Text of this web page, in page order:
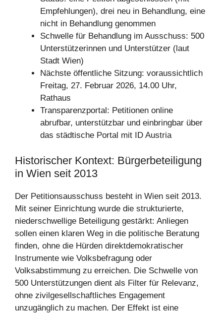
Empfehlungen), drei neu in Behandlung, eine
nicht in Behandlung genommen
Schwelle für Behandlung im Ausschuss: 500
Unterstützerinnen und Unterstützer (laut
Stadt Wien)
Nächste öffentliche Sitzung: voraussichtlich
Freitag, 27. Februar 2026, 14.00 Uhr,
Rathaus
Transparenzportal: Petitionen online
abrufbar, unterstützbar und einbringbar über
das städtische Portal mit ID Austria
Historischer Kontext: Bürgerbeteiligung
in Wien seit 2013
Der Petitionsausschuss besteht in Wien seit 2013.
Mit seiner Einrichtung wurde die strukturierte,
niederschwellige Beteiligung gestärkt: Anliegen
sollen einen klaren Weg in die politische Beratung
finden, ohne die Hürden direktdemokratischer
Instrumente wie Volksbefragung oder
Volksabstimmung zu erreichen. Die Schwelle von
500 Unterstützungen dient als Filter für Relevanz,
ohne zivilgesellschaftliches Engagement
unzugänglich zu machen. Der Effekt ist eine